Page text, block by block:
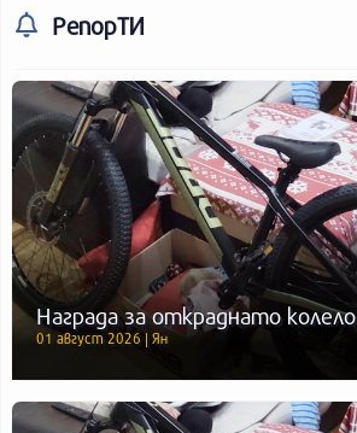
РепорТИ
Награда за откраднато колело
01 август 2026 | Ян